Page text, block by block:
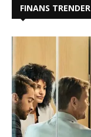
FINANS TRENDER